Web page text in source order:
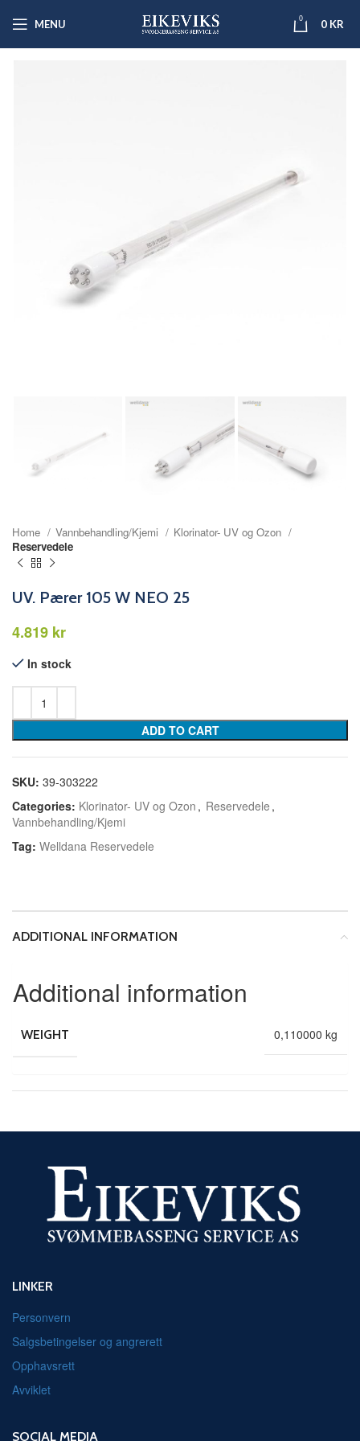
MENU 0 0 KR
Home Vannbehandling/Kjemi
Klorinator- UV og Ozon
Reservedele
UV. Pærer 105 W NEO 25
kr
In stock
ADD TO CART
SKU: 39-303222
Categories: Klorinator- UV og Ozon , Reservedele ,
Vannbehandling/Kjemi
Tag: Welldana Reservedele
ADDITIONAL INFORMATION
Additional information
WEIGHT 0,110000 kg
LINKER
Personvern
Salgsbetingelser og angrerett
Opphavsrett
Avviklet
SOCIAL MEDIA